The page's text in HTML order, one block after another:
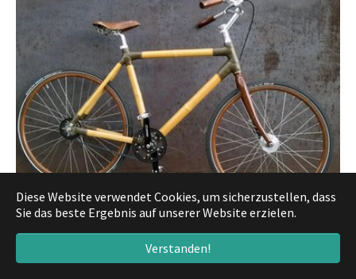
Diese Website verwendet Cookies, um sicherzustellen, dass
Sie das beste Ergebnis auf unserer Website erzielen.
Verstanden!